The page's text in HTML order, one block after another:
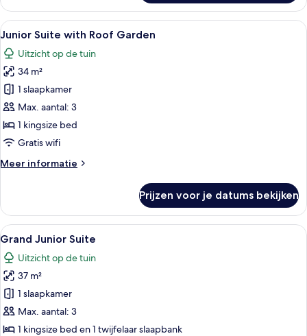
suite
Alle
foto's
voor
Junior
Suite
with
Roof
Garden
Luxe beddengoed, donzen
6
Junior Suite with Roof Garden
Uitzicht op de tuin
34 m²
1 slaapkamer
Max. aantal: 3
1 kingsize bed
Gratis wifi
Meer informatie
Meer
Suite
with
Roof
Prijzen voor je datums bekijken
Alle
foto's
voor
Grand
Junior
Suite
laden
Een moderne slaapkamer met een
2
Grand Junior Suite
Uitzicht op de tuin
37 m²
1 slaapkamer
Max. aantal: 3
1 kingsize bed en 1 twijfelaar slaapbank